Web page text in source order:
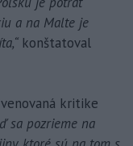
a na Malte je
konštatoval
kritike
sa pozrieme na